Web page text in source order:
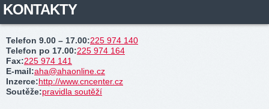
KONTAKTY
Telefon 9.00 – 17.00:225 974 140
Telefon po 17.00:225 974 164
Fax:225 974 141
E-mail:aha@ahaonline.cz
Inzerce:http://www.cncenter.cz
Soutěže:pravidla soutěží